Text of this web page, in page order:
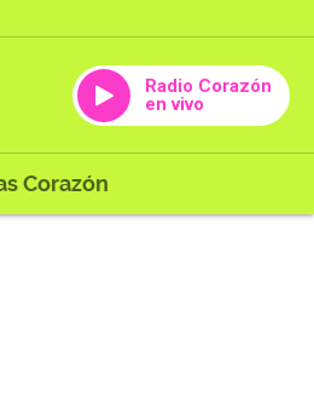
Radio Corazón
en vivo
Corazón